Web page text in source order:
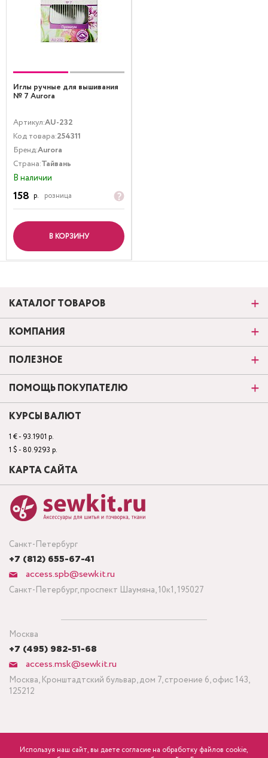
Иглы ручные для вышивания
№ 7 Aurora
Артикул:AU-232
Код товара:254311
Бренд:Aurora
Страна:Тайвань
В наличии
158 р. розница
В КОРЗИНУ
Санкт-Петербург
+7 (812) 655-67-41
access.spb@sewkit.ru
Санкт-Петербург, проспект Шаумяна, 10к1, 195027
Москва
+7 (495) 982-51-68
access.msk@sewkit.ru
Москва, Кронштадтский бульвар, дом 7, строение 6, офис 143,
125212
КАТАЛОГ ТОВАРОВ
КОМПАНИЯ
ПОЛЕЗНОЕ
ПОМОЩЬ ПОКУПАТЕЛЮ
КУРСЫ ВАЛЮТ
1 € - 93.1901 р.
1 $ - 80.9293 р.
КАРТА САЙТА
ПОДПИСАТЬСЯ НА НОВОСТИ
Используя наш сайт, вы даете согласие на обработку файлов cookie,